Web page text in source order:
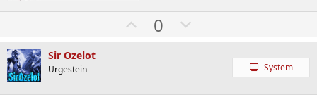
W0
Sir Ozelot
Urgestein System